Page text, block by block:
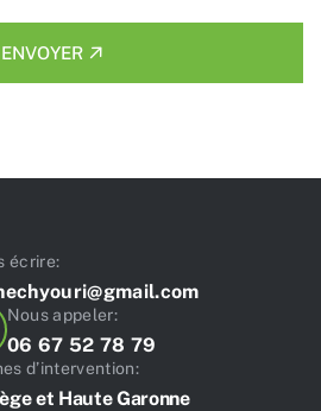
ENVOYER
écrire:
Nous appeler:
06 67 52 78 79
d’intervention:
et Haute Garonne